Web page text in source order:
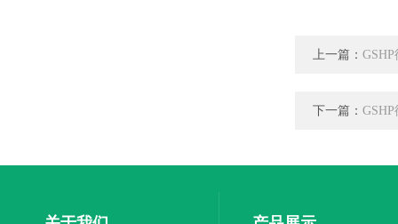
上一篇：
下一篇：